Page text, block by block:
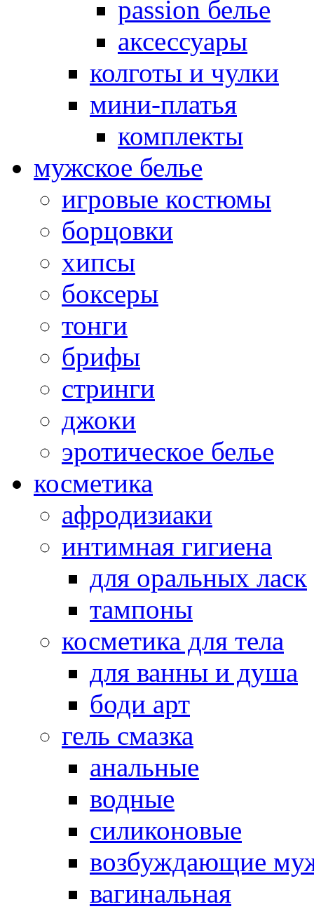
passion белье
аксессуары
колготы и чулки
мини-платья
комплекты
мужское белье
игровые костюмы
борцовки
хипсы
боксеры
тонги
брифы
стринги
джоки
эротическое белье
косметика
афродизиаки
интимная гигиена
для оральных ласк
тампоны
косметика для тела
для ванны и душа
боди арт
гель смазка
анальные
водные
силиконовые
возбуждающие
вагинальная